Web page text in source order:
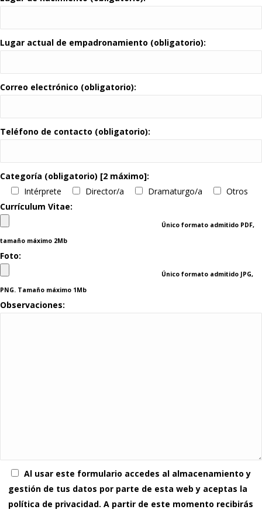
Lugar actual de empadronamiento (obligatorio):
Correo electrónico (obligatorio):
Teléfono de contacto (obligatorio):
Categoría (obligatorio) [2 máximo]:
Intérprete
Director/a Dramaturgo/a
Otros
Currículum Vitae:
Único formato admitido PDF,
tamaño máximo 2Mb
Foto:
Único formato admitido JPG,
PNG. Tamaño máximo 1Mb
Observaciones:
Al usar este formulario accedes al almacenamiento y
gestión de tus datos por parte de esta web y aceptas la
política de privacidad. A partir de este momento recibirás